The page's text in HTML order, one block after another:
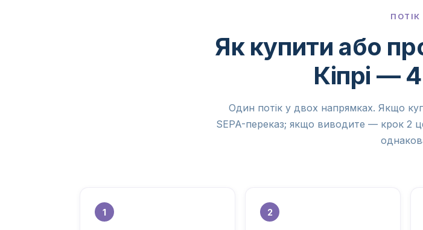
ПОТІК
Як купити або
Кіпрі —
Один потік у двох напрямках. Якщо
SEPA-переказ; якщо виводите — крок 2